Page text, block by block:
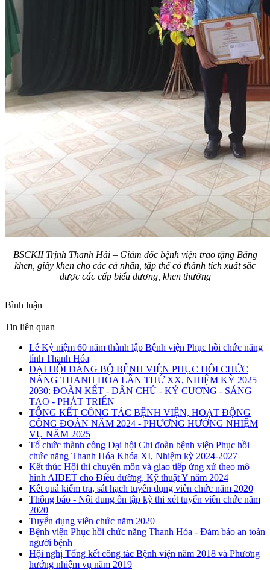
BSCKII Trịnh Thanh Hải – Giám đốc bệnh viện trao tặng Bằng
khen, giấy khen cho các cá nhân, tập thể có thành tích xuất sắc
được các cấp biểu dương, khen thưởng
Bình luận
Tin liên quan
Lễ Kỷ niệm 60 năm thành lập Bệnh viện Phục hồi chức năng
tỉnh Thanh Hóa
ĐẠI HỘI ĐẢNG BỘ BỆNH VIỆN PHỤC HỒI CHỨC
NĂNG THANH HÓA LẦN THỨ XX, NHIỆM KỲ 2025 –
2030: ĐOÀN KẾT - DÂN CHỦ - KỶ CƯƠNG - SÁNG
TẠO - PHÁT TRIỂN
TỔNG KẾT CÔNG TÁC BỆNH VIỆN, HOẠT ĐỘNG
CÔNG ĐOÀN NĂM 2024 - PHƯƠNG HƯỚNG NHIỆM
VỤ NĂM 2025
Tổ chức thành công Đại hội Chi đoàn bệnh viện Phục hồi
chức năng Thanh Hóa Khóa XI, Nhiệm kỳ 2024-2027
Kết thúc Hội thi chuyên môn và giao tiếp ứng xử theo mô
hình AIDET cho Điều dưỡng, Kỹ thuật Y năm 2024
Kết quả kiểm tra, sát hạch tuyển dụng viên chức năm 2020
Thông báo - Nội dung ôn tập kỳ thi xét tuyển viên chức năm
2020
Tuyển dụng viên chức năm 2020
Bệnh viện Phục hồi chức năng Thanh Hóa - Đảm bảo an toàn
người bệnh
Hội nghị Tổng kết công tác Bệnh viện năm 2018 và Phương
hướng nhiệm vụ năm 2019